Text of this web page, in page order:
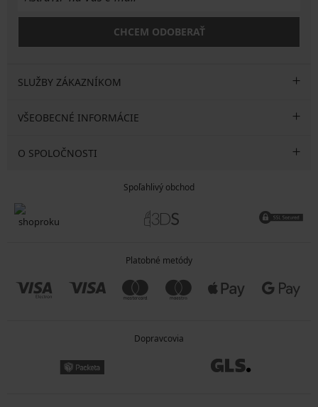
CHCEM ODOBERAŤ
SLUŽBY ZÁKAZNÍKOM
VŠEOBECNÉ INFORMÁCIE
O SPOLOČNOSTI
Spoľahlivý obchod
Platobné metódy
Dopravcovia